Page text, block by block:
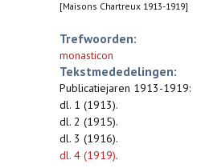
[Maisons Chartreux 1913-1919]
Trefwoorden:
monasticon
Tekstmededelingen:
Publicatiejaren 1913-1919:
dl. 1 (1913).
dl. 2 (1915).
dl. 3 (1916).
dl. 4 (1919).